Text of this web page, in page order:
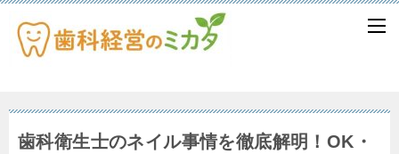
歯科衛生士のネイル事情を徹底解明！OK・